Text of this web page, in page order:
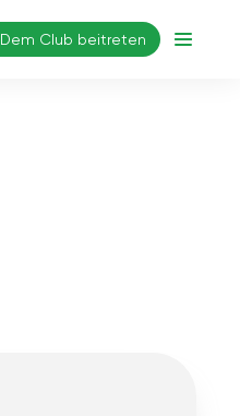
Dem Club beitreten